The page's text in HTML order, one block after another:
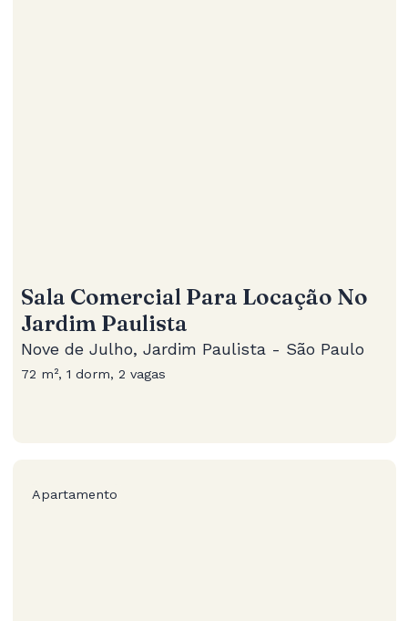
Sala Comercial Para Locação No
Jardim Paulista
Nove de Julho, Jardim Paulista - São Paulo
72 m², 1 dorm, 2 vagas
Apartamento